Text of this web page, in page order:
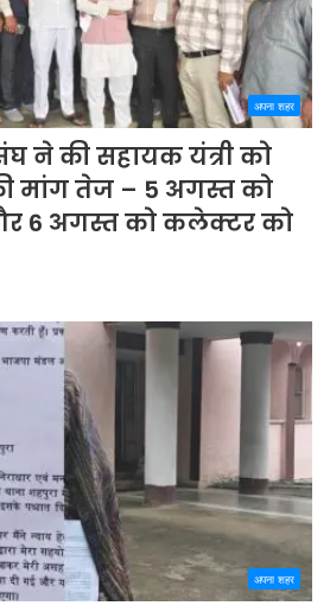
अपना शहर
ने की सहायक यंत्री को
मांग तेज – 5 अगस्त को
6 अगस्त को कलेक्टर को
अपना शहर